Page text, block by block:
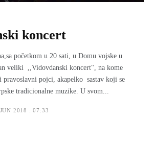
koncert
početkom u 20 sati, u Domu vojske u
veliki ,,Vidovdanski koncert", na kome
pravoslavni pojci, akapelko sastav koji se
tradicionalne muzike. U svom...
2018 : 07:33